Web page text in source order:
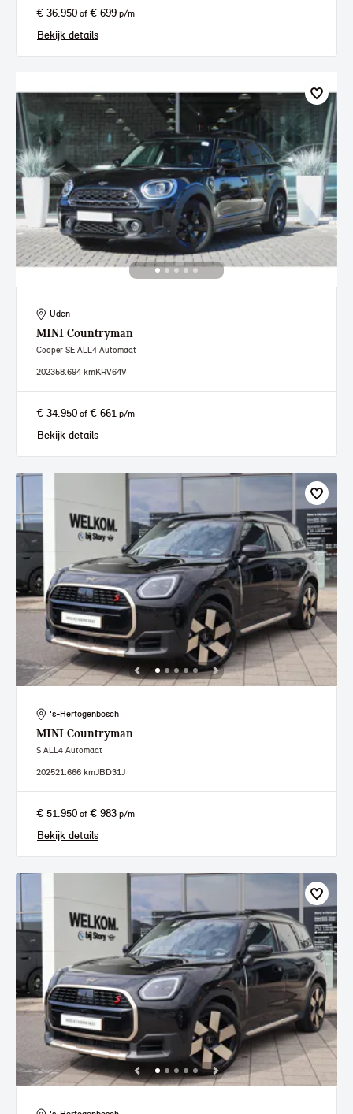
€ 36.950 of € 699 p/m
Bekijk details
Uden
MINI Countryman
Cooper SE ALL4 Automaat
202358.694 kmKRV64V
€ 34.950 of € 661 p/m
Bekijk details
's-Hertogenbosch
MINI Countryman
S ALL4 Automaat
202521.666 kmJBD31J
€ 51.950 of € 983 p/m
Bekijk details